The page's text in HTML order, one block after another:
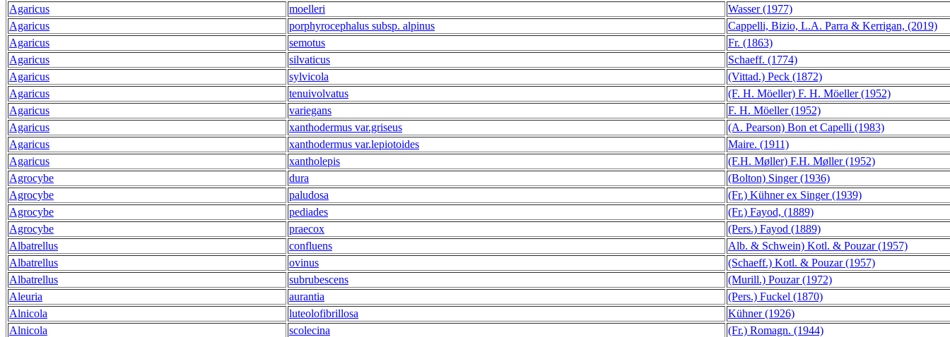
Agaricus
moelleri
Wasser (1977)
Agaricus
porphyrocephalus subsp. alpinus
Cappelli, Bizio, L.A. Parra & Kerrigan, (2019)
Agaricus
semotus
Fr. (1863)
Agaricus
silvaticus
Schaeff. (1774)
Agaricus
sylvicola
(Vittad.) Peck (1872)
Agaricus
tenuivolvatus
(F. H. Möeller) F. H. Möeller (1952)
Agaricus
variegans
F. H. Möeller (1952)
Agaricus
xanthodermus var.griseus
(A. Pearson) Bon et Capelli (1983)
Agaricus
xanthodermus var.lepiotoides
Maire. (1911)
Agaricus
xantholepis
(F.H. Møller) F.H. Møller (1952)
Agrocybe
dura
(Bolton) Singer (1936)
Agrocybe
paludosa
(Fr.) Kühner ex Singer (1939)
Agrocybe
pediades
(Fr.) Fayod, (1889)
Agrocybe
praecox
(Pers.) Fayod (1889)
Albatrellus
confluens
Alb. & Schwein) Kotl. & Pouzar (1957)
Albatrellus
ovinus
(Schaeff.) Kotl. & Pouzar (1957)
Albatrellus
subrubescens
(Murill.) Pouzar (1972)
Aleuria
aurantia
(Pers.) Fuckel (1870)
Alnicola
luteolofibrillosa
Kühner (1926)
Alnicola
scolecina
(Fr.) Romagn. (1944)